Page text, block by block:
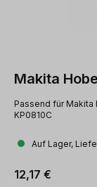
Makita
Passend für Makita
KP0810C
Auf Lager,
Regulärer Preis:
12,17 €